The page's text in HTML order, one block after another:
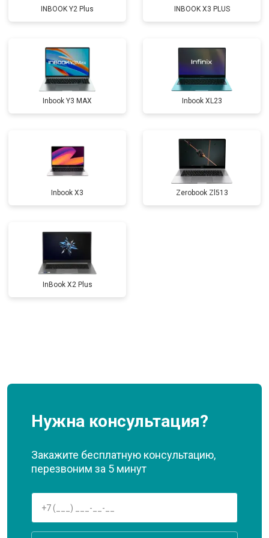
Прошивка BIOS от 1500 ₽ Заказать
Ремонт петель от 3990 ₽
INBOOK Y2 Plus INBOOK X3 PLUS
Inbook Y3 MAX Inbook XL23
Inbook X3 Zerobook Zl513
InBook X2 Plus
Нужна консультация?
Закажите бесплатную консультацию,
перезвоним за 5 минут